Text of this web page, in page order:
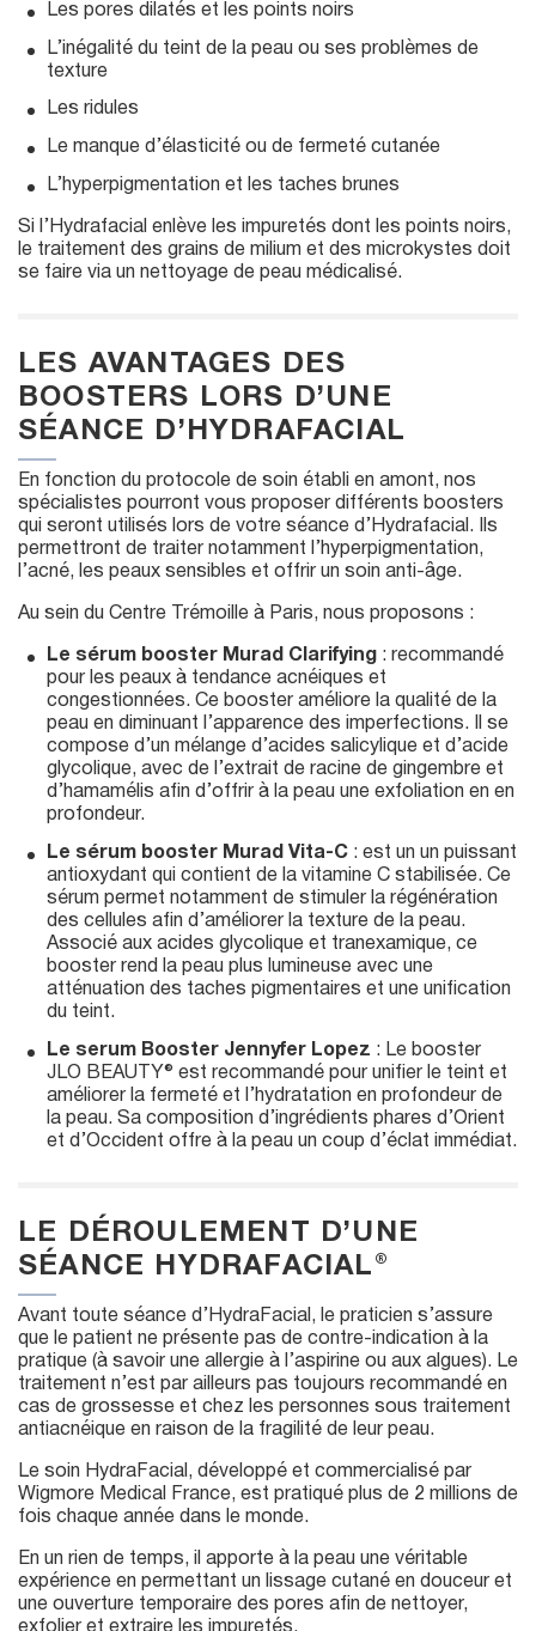
Les pores dilatés et les points noirs
L’inégalité du teint de la peau ou ses problèmes de
texture
Les ridules
Le manque d’élasticité ou de fermeté cutanée
L’hyperpigmentation et les taches brunes
Si l’Hydrafacial enlève les impuretés dont les points noirs,
le traitement des grains de milium et des microkystes doit
se faire via un nettoyage de peau médicalisé.
LES AVANTAGES DES
BOOSTERS LORS D’UNE
SÉANCE D’HYDRAFACIAL
En fonction du protocole de soin établi en amont, nos
spécialistes pourront vous proposer différents boosters
qui seront utilisés lors de votre séance d’Hydrafacial. Ils
permettront de traiter notamment l’hyperpigmentation,
l’acné, les peaux sensibles et offrir un soin anti-âge.
Au sein du Centre Trémoille à Paris, nous proposons :
Le sérum booster Murad Clarifying : recommandé
pour les peaux à tendance acnéiques et
congestionnées. Ce booster améliore la qualité de la
peau en diminuant l’apparence des imperfections. Il se
compose d’un mélange d’acides salicylique et d’acide
glycolique, avec de l’extrait de racine de gingembre et
d’hamamélis afin d’offrir à la peau une exfoliation en en
profondeur.
Le sérum booster Murad Vita-C : est un un puissant
antioxydant qui contient de la vitamine C stabilisée. Ce
sérum permet notamment de stimuler la régénération
des cellules afin d’améliorer la texture de la peau.
Associé aux acides glycolique et tranexamique, ce
booster rend la peau plus lumineuse avec une
atténuation des taches pigmentaires et une unification
du teint.
Le serum Booster Jennyfer Lopez : Le booster
JLO BEAUTY® est recommandé pour unifier le teint et
améliorer la fermeté et l’hydratation en profondeur de
la peau. Sa composition d’ingrédients phares d’Orient
et d’Occident offre à la peau un coup d’éclat immédiat.
LE DÉROULEMENT D’UNE
SÉANCE HYDRAFACIAL®
Avant toute séance d’HydraFacial, le praticien s’assure
que le patient ne présente pas de contre-indication à la
pratique (à savoir une allergie à l’aspirine ou aux algues). Le
traitement n’est par ailleurs pas toujours recommandé en
cas de grossesse et chez les personnes sous traitement
antiacnéique en raison de la fragilité de leur peau.
Le soin HydraFacial, développé et commercialisé par
Wigmore Medical France, est pratiqué plus de 2 millions de
fois chaque année dans le monde.
En un rien de temps, il apporte à la peau une véritable
expérience en permettant un lissage cutané en douceur et
une ouverture temporaire des pores afin de nettoyer,
exfolier et extraire les impuretés.